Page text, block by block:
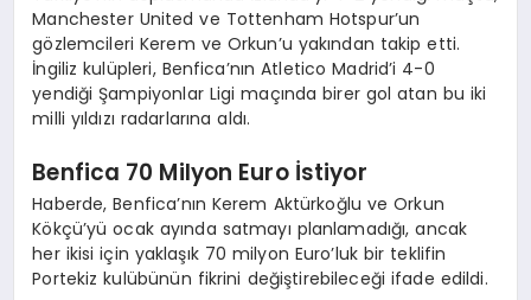
Manchester United ve Tottenham Hotspur’un
gözlemcileri Kerem ve Orkun’u yakından takip etti.
İngiliz kulüpleri, Benfica’nın Atletico Madrid’i 4-0
yendiği Şampiyonlar Ligi maçında birer gol atan bu iki
milli yıldızı radarlarına aldı.
Benfica 70 Milyon Euro İstiyor
Haberde, Benfica’nın Kerem Aktürkoğlu ve Orkun
Kökçü’yü ocak ayında satmayı planlamadığı, ancak
her ikisi için yaklaşık 70 milyon Euro’luk bir teklifin
Portekiz kulübünün fikrini değiştirebileceği ifade edildi.